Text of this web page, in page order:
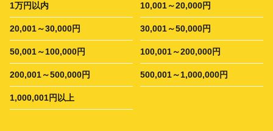
1万円以内 10,001～20,000円
20,001～30,000円 30,001～50,000円
50,001～100,000円 100,001～200,000円
200,001～500,000円 500,001～1,000,000円
1,000,001円以上